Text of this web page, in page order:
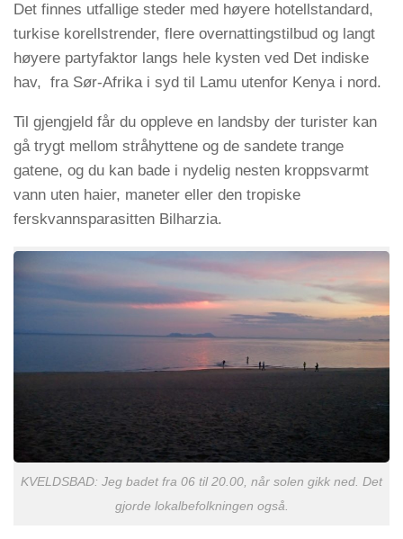
Det finnes utfallige steder med høyere hotellstandard,
turkise korellstrender, flere overnattingstilbud og langt
høyere partyfaktor langs hele kysten ved Det indiske
hav, fra Sør-Afrika i syd til Lamu utenfor Kenya i nord.
Til gjengjeld får du oppleve en landsby der turister kan
gå trygt mellom stråhyttene og de sandete trange
gatene, og du kan bade i nydelig nesten kroppsvarmt
vann uten haier, maneter eller den tropiske
ferskvannsparasitten Bilharzia.
KVELDSBAD: Jeg badet fra 06 til 20.00, når solen gikk ned. Det
gjorde lokalbefolkningen også.